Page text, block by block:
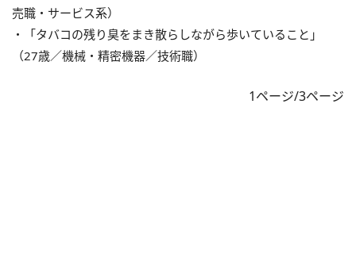
売職・サービス系）
・「タバコの残り臭をまき散らしながら歩いていること」
（27歳／機械・精密機器／技術職）
1ページ/3ページ